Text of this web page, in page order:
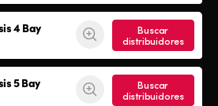
4 Bay
Buscar
distribuidores
5 Bay
Buscar
distribuidores